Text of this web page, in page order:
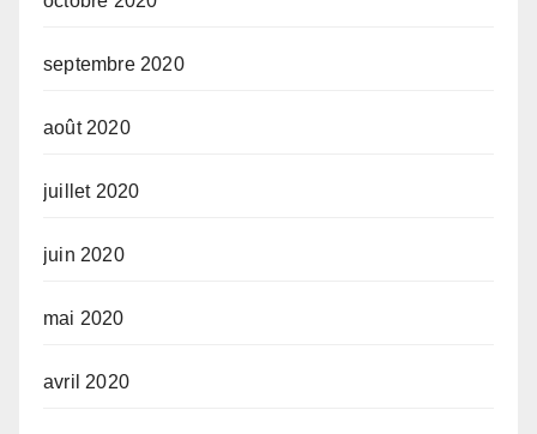
septembre 2020
août 2020
juillet 2020
juin 2020
mai 2020
avril 2020